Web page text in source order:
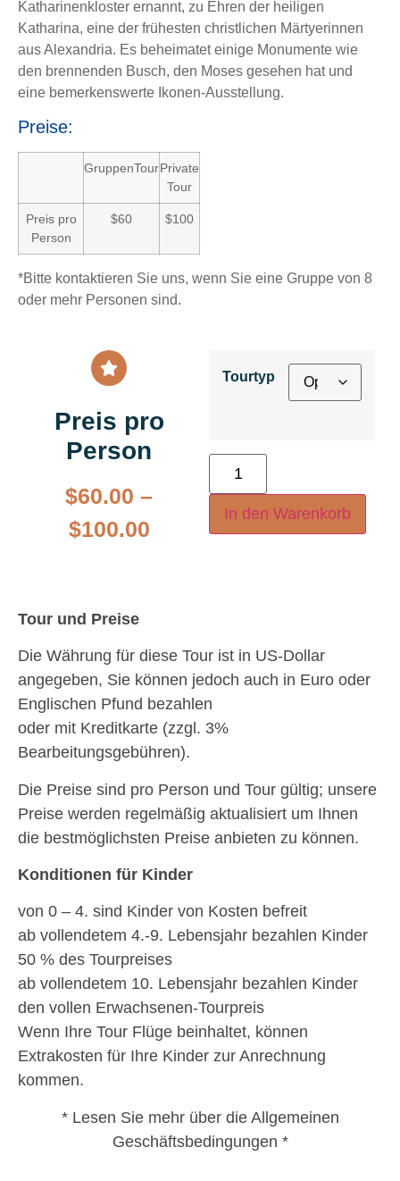
Katharinenkloster ernannt, zu Ehren der heiligen
Katharina, eine der frühesten christlichen Märtyerinnen
aus Alexandria. Es beheimatet einige Monumente wie
den brennenden Busch, den Moses gesehen hat und
eine bemerkenswerte Ikonen-Ausstellung.
Preise:
GruppenTourPrivate
Tour
Preis pro
Person
$60 $100
*Bitte kontaktieren Sie uns, wenn Sie eine Gruppe von 8
oder mehr Personen sind.
Preis pro
Person
$60.00 –
$100.00
Tourtyp
In den Warenkorb
Tour und Preise
Die Währung für diese Tour ist in US-Dollar
angegeben, Sie können jedoch auch in Euro oder
Englischen Pfund bezahlen
oder mit Kreditkarte (zzgl. 3%
Bearbeitungsgebühren).
Die Preise sind pro Person und Tour gültig; unsere
Preise werden regelmäßig aktualisiert um Ihnen
die bestmöglichsten Preise anbieten zu können.
Konditionen für Kinder
von 0 – 4. sind Kinder von Kosten befreit
ab vollendetem 4.-9. Lebensjahr bezahlen Kinder
50 % des Tourpreises
ab vollendetem 10. Lebensjahr bezahlen Kinder
den vollen Erwachsenen-Tourpreis
Wenn Ihre Tour Flüge beinhaltet, können
Extrakosten für Ihre Kinder zur Anrechnung
kommen.
* Lesen Sie mehr über die Allgemeinen
Geschäftsbedingungen *